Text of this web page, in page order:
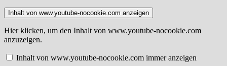
Inhalt von www.youtube-nocookie.com anzeigen
Hier klicken, um den Inhalt von www.youtube-nocookie.com
anzuzeigen.
Inhalt von www.youtube-nocookie.com immer anzeigen